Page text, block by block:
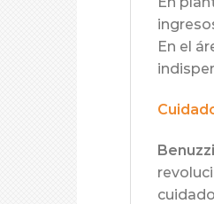
En el